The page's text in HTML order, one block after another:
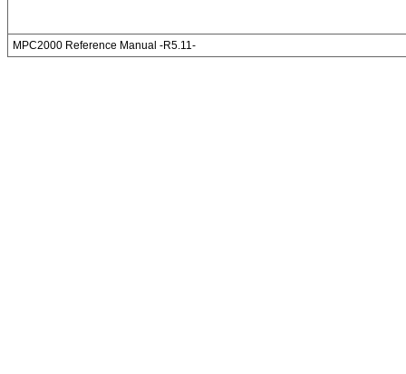
MPC2000 Reference Manual -R5.11-